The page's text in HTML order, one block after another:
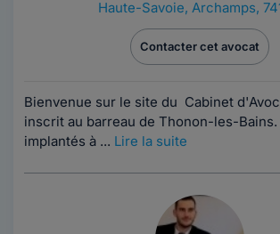
Haute-Savoie, Archamps,
Contacter cet avocat
Bienvenue sur le site du Cabinet
inscrit au barreau de Thonon-les-
implantés à ... Lire la suite